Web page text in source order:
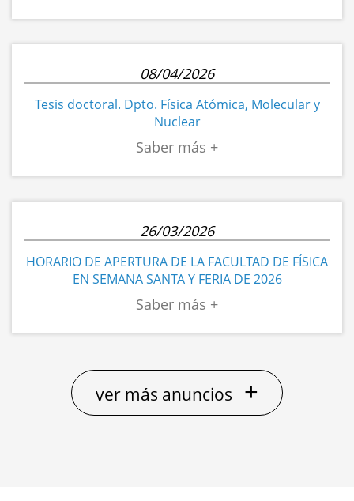
08/04/2026
Tesis doctoral. Dpto. Física Atómica, Molecular y
Nuclear
26/03/2026
HORARIO DE APERTURA DE LA FACULTAD DE FÍSICA
EN SEMANA SANTA Y FERIA DE 2026
ver más anuncios +